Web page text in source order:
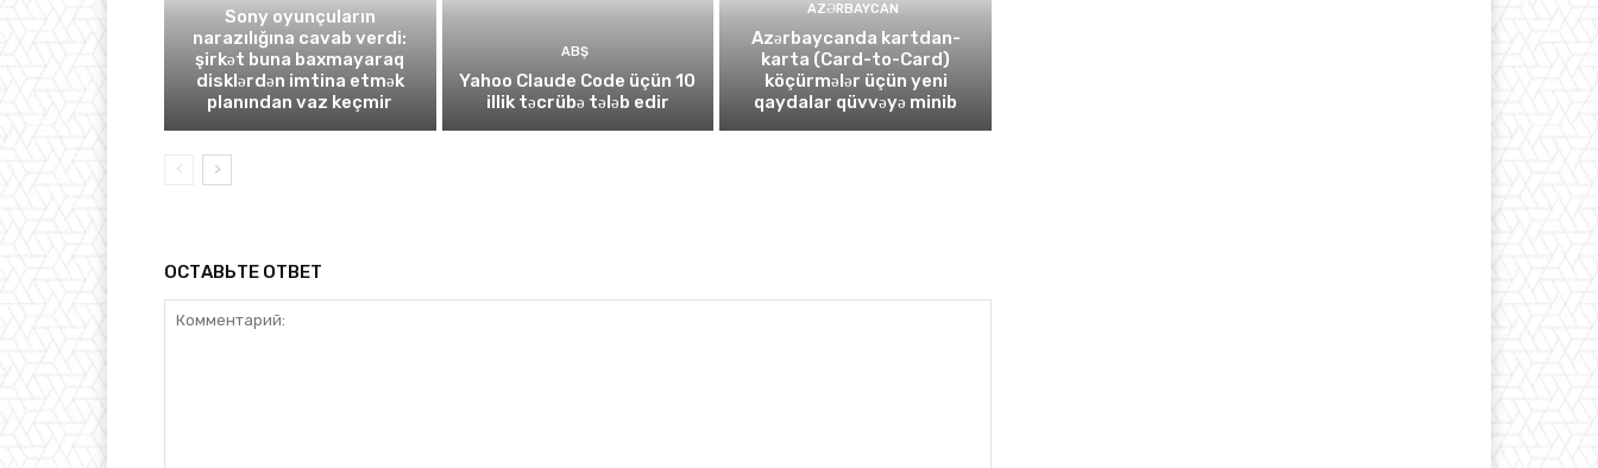
Sony oyunçuların
narazılığına cavab verdi:
şirkət buna baxmayaraq
disklərdən imtina etmək
planından vaz keçmir
ABŞ
Yahoo Claude Code üçün 10
illik təcrübə tələb edir
AZƏRBAYCAN
Azərbaycanda kartdan-
karta (Card-to-Card)
köçürmələr üçün yeni
qaydalar qüvvəyə minib
ОСТАВЬТЕ ОТВЕТ